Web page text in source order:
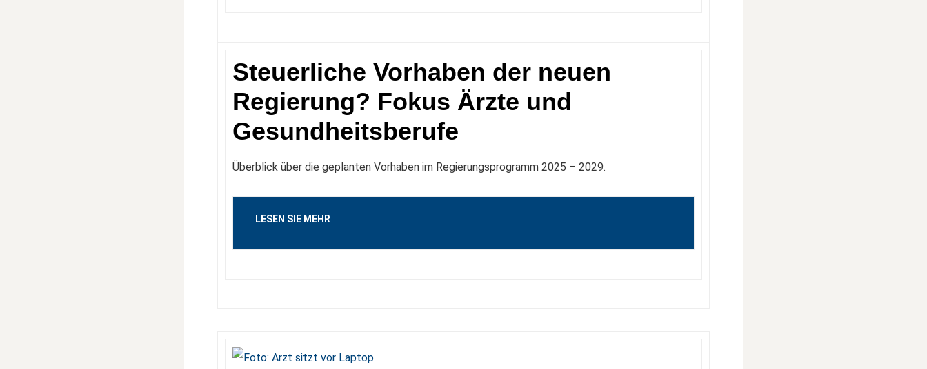
Steuerliche Vorhaben der neuen
Regierung? Fokus Ärzte und
Gesundheitsberufe
Überblick über die geplanten Vorhaben im Regierungsprogramm 2025 – 2029.
LESEN SIE MEHR